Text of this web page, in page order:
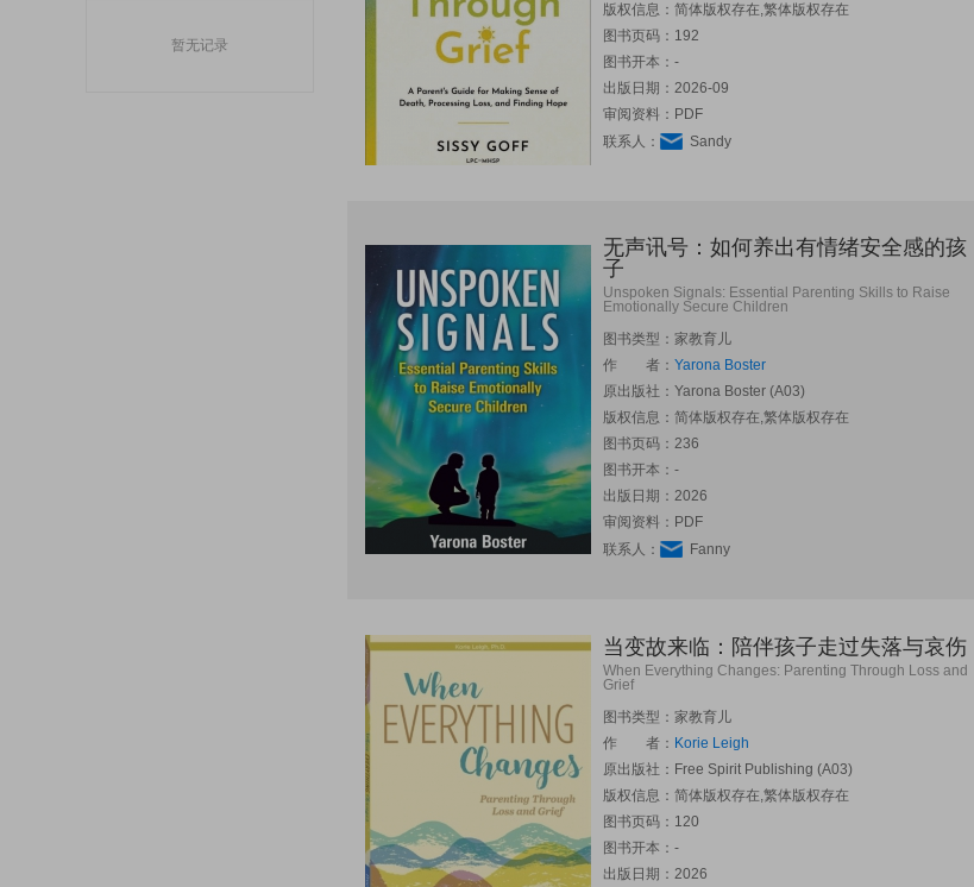
暂无记录
版权信息：简体版权存在,繁体版权存在
图书页码：192
图书开本：-
出版日期：2026-09
审阅资料：PDF
联系人：
Sandy
无声讯号：如何养出有情绪安全感的孩
子
Unspoken Signals: Essential Parenting Skills to Raise
Emotionally Secure Children
图书类型：家教育儿
作 者： Yarona Boster
原出版社： Yarona Boster (A03)
版权信息：简体版权存在,繁体版权存在
图书页码：236
图书开本：-
出版日期：2026
审阅资料：PDF
联系人：
Fanny
当变故来临：陪伴孩子走过失落与哀伤
When Everything Changes: Parenting Through Loss and
Grief
图书类型：家教育儿
作 者： Korie Leigh
原出版社： Free Spirit Publishing (A03)
版权信息：简体版权存在,繁体版权存在
图书页码：120
图书开本：-
出版日期：2026